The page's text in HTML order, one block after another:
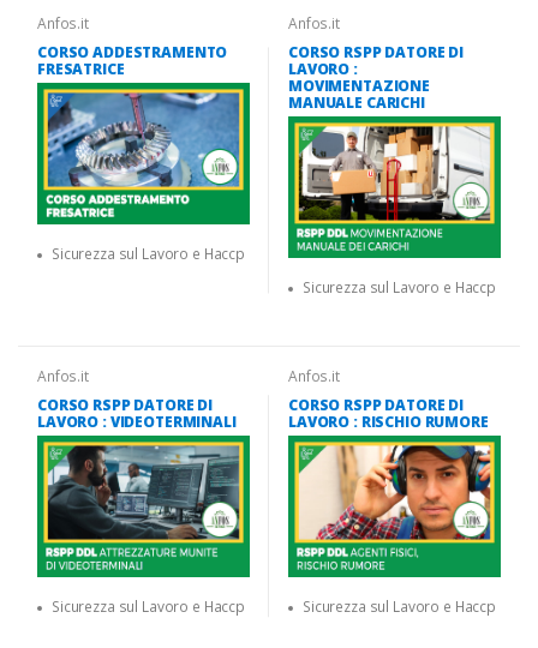
Anfos.it
CORSO ADDESTRAMENTO
FRESATRICE
Sicurezza sul Lavoro e Haccp
Anfos.it
CORSO RSPP DATORE DI
LAVORO :
MOVIMENTAZIONE
MANUALE CARICHI
Sicurezza sul Lavoro e Haccp
Anfos.it
CORSO RSPP DATORE DI
LAVORO : VIDEOTERMINALI
Sicurezza sul Lavoro e Haccp
Anfos.it
CORSO RSPP DATORE DI
LAVORO : RISCHIO RUMORE
Sicurezza sul Lavoro e Haccp